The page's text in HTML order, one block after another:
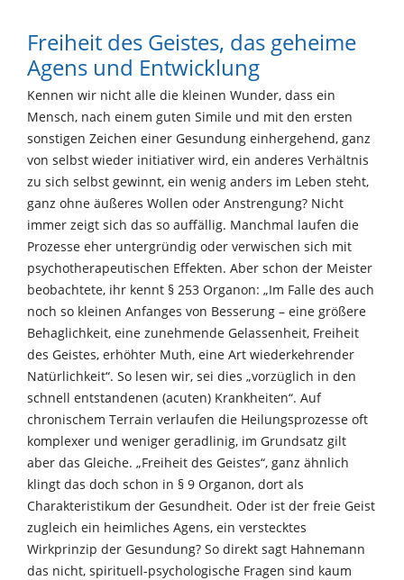
Freiheit des Geistes, das geheime
Agens und Entwicklung
Kennen wir nicht alle die kleinen Wunder, dass ein
Mensch, nach einem guten Simile und mit den ersten
sonstigen Zeichen einer Gesundung einhergehend, ganz
von selbst wieder initiativer wird, ein anderes Verhältnis
zu sich selbst gewinnt, ein wenig anders im Leben steht,
ganz ohne äußeres Wollen oder Anstrengung? Nicht
immer zeigt sich das so auffällig. Manchmal laufen die
Prozesse eher untergründig oder verwischen sich mit
psychotherapeutischen Effekten. Aber schon der Meister
beobachtete, ihr kennt § 253 Organon: „Im Falle des auch
noch so kleinen Anfanges von Besserung – eine größere
Behaglichkeit, eine zunehmende Gelassenheit, Freiheit
des Geistes, erhöhter Muth, eine Art wiederkehrender
Natürlichkeit“. So lesen wir, sei dies „vorzüglich in den
schnell entstandenen (acuten) Krankheiten“. Auf
chronischem Terrain verlaufen die Heilungsprozesse oft
komplexer und weniger geradlinig, im Grundsatz gilt
aber das Gleiche. „Freiheit des Geistes“, ganz ähnlich
klingt das doch schon in § 9 Organon, dort als
Charakteristikum der Gesundheit. Oder ist der freie Geist
zugleich ein heimliches Agens, ein verstecktes
Wirkprinzip der Gesundung? So direkt sagt Hahnemann
das nicht, spirituell-psychologische Fragen sind kaum